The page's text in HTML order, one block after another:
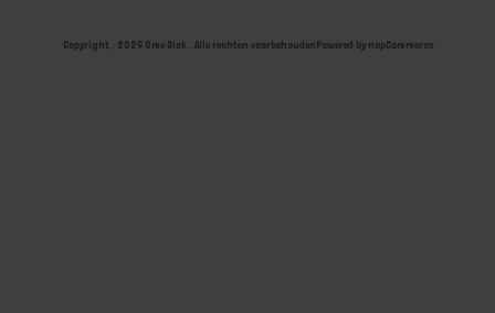
Copyright ; 2026 Ome Dick . Alle rechten voorbehoudenPowered by nopCommerce